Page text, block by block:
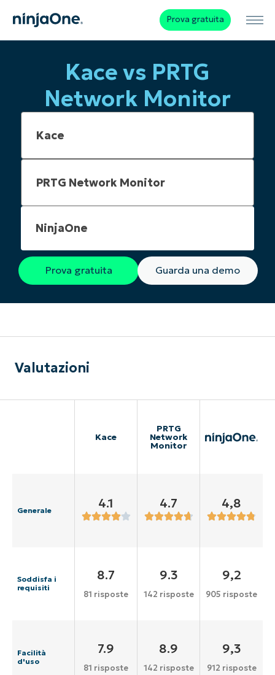
Prova gratuita
Kace vs PRTG
Network Monitor
NinjaOne
Prova gratuita Guarda una demo
Valutazioni
Kace
PRTG
Network
Monitor
Generale 4.1 4.7 4,8
Soddisfa i
requisiti
8.7
81 risposte
9.3
142 risposte
9,2
905 risposte
Facilità
d'uso
7.9
81 risposte
8.9
142 risposte
9,3
912 risposte